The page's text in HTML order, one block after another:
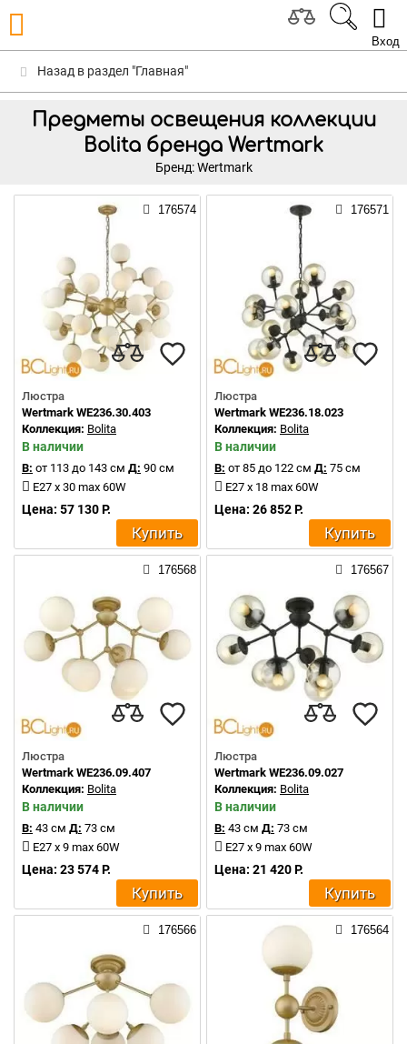
Вход
Назад в раздел "Главная"
Предметы освещения коллекции
Bolita бренда Wertmark
Бренд: Wertmark
176574
Люстра
Wertmark WE236.30.403
Коллекция: Bolita
В наличии
В: от 113 до 143 см Д: 90 см
E27 x 30 max 60W
Цена: 57 130 Р.
Купить
176571
Люстра
Wertmark WE236.18.023
Коллекция: Bolita
В наличии
В: от 85 до 122 см Д: 75 см
E27 x 18 max 60W
Цена: 26 852 Р.
Купить
176568
Люстра
Wertmark WE236.09.407
Коллекция: Bolita
В наличии
В: 43 см Д: 73 см
E27 x 9 max 60W
Цена: 23 574 Р.
Купить
176567
Люстра
Wertmark WE236.09.027
Коллекция: Bolita
В наличии
В: 43 см Д: 73 см
E27 x 9 max 60W
Цена: 21 420 Р.
Купить
176566 176564